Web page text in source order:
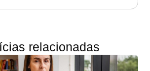
relacionadas